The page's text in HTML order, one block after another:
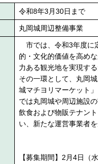
令和8年3月30日まで
丸岡城周辺整備事業
市では、令和3年度に
的・文化的価値を高め
力ある観光地を実現す
その一環として、丸岡
城マチヨリマーケット
では丸岡城や周辺施設
飲食および物販テナン
い、新たな運営事業者
【募集期間】2月4日（